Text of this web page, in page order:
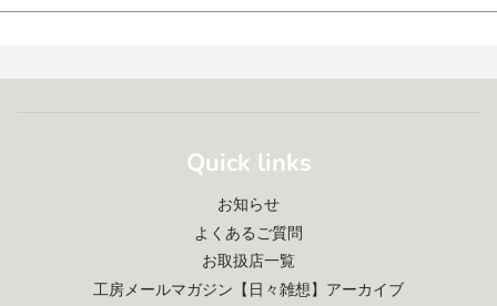
Quick links
お知らせ
よくあるご質問
お取扱店一覧
工房メールマガジン【日々雑想】アーカイブ